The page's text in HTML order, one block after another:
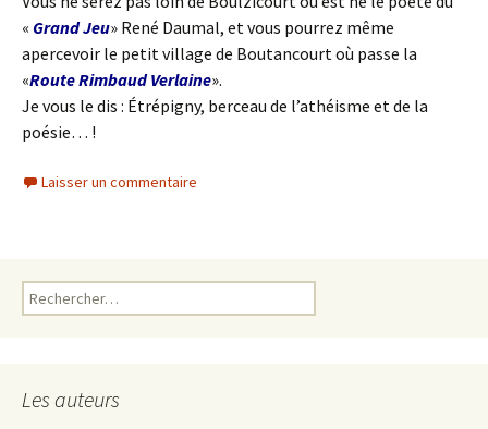
« Grand Jeu» René Daumal, et vous pourrez même
apercevoir le petit village de Boutancourt où passe la
«Route Rimbaud Verlaine».
Je vous le dis : Étrépigny, berceau de l’athéisme et de la
poésie… !
Laisser un commentaire
Rechercher :
Les auteurs